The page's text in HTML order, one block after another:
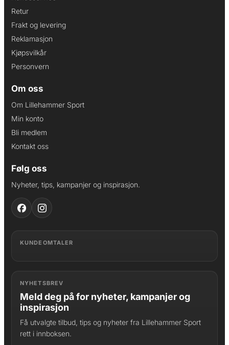
Retur
Frakt og levering
Reklamasjon
Kjøpsvilkår
Personvern
Om oss
Om Lillehammer Sport
Min konto
Bli medlem
Kontakt oss
Følg oss
Nyheter, tips, kampanjer og inspirasjon.
KUNDEOMTALER
NYHETSBREV
Meld deg på for nyheter, kampanjer og
inspirasjon
Få utvalgte tilbud, tips og nyheter fra Lillehammer Sport
rett i innboksen.